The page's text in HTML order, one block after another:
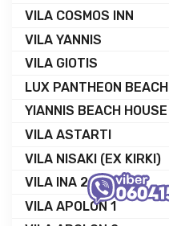
VILA COSMOS INN
VILA YANNIS
VILA GIOTIS
LUX PANTHEON BEACH
YIANNIS BEACH HOUSE
VILA ASTARTI
VILA NISAKI (EX KIRKI)
VILA INA 2
VILA APOLON 1